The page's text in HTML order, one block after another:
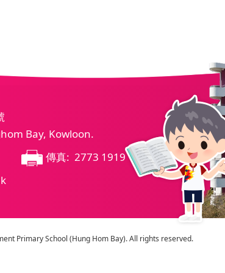
Bay, Kowloon.
傳真: 2773 1919
Primary School (Hung Hom Bay). All rights reserved.